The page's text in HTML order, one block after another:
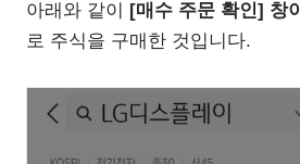
아래와 같이 [매수 주문 확인] 창이
로 주식을 구매한 것입니다.